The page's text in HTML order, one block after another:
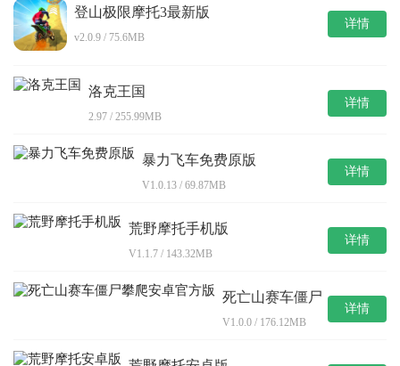
登山极限摩托3最新版
v2.0.9 / 75.6MB
详情
洛克王国
2.97 / 255.99MB
详情
暴力飞车免费原版
V1.0.13 / 69.87MB
详情
荒野摩托手机版
V1.1.7 / 143.32MB
详情
死亡山赛车僵尸
V1.0.0 / 176.12MB
详情